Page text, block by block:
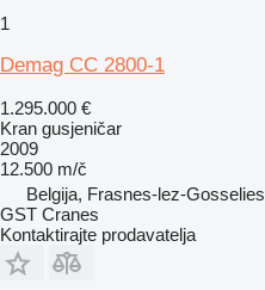
1
Demag CC 2800-1
1.295.000 €
Kran gusjeničar
2009
12.500 m/č
Belgija, Frasnes-lez-Gosselies
GST Cranes
Kontaktirajte prodavatelja